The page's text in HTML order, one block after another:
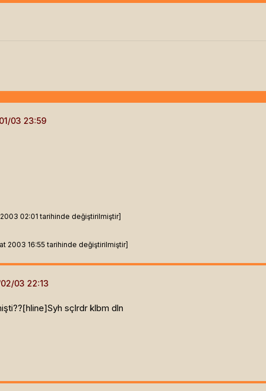
02:01 tarihinde değiştirilmiştir]
2003 16:55 tarihinde değiştirilmiştir]
Syh sçlrdr klbm dln